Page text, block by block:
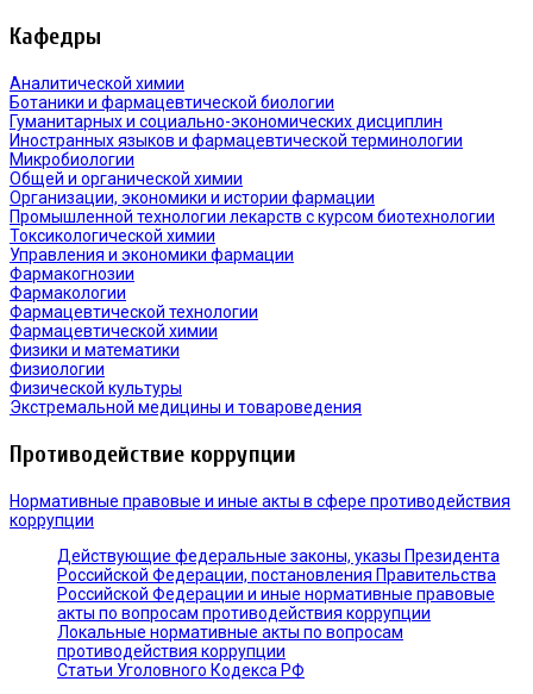
Кафедры
Аналитической химии
Ботаники и фармацевтической биологии
Гуманитарных и социально-экономических дисциплин
Иностранных языков и фармацевтической терминологии
Микробиологии
Общей и органической химии
Организации, экономики и истории фармации
Промышленной технологии лекарств с курсом биотехнологии
Токсикологической химии
Управления и экономики фармации
Фармакогнозии
Фармакологии
Фармацевтической технологии
Фармацевтической химии
Физики и математики
Физиологии
Физической культуры
Экстремальной медицины и товароведения
Противодействие коррупции
Нормативные правовые и иные акты в сфере противодействия
коррупции
Действующие федеральные законы, указы Президента
Российской Федерации, постановления Правительства
Российской Федерации и иные нормативные правовые
акты по вопросам противодействия коррупции
Локальные нормативные акты по вопросам
противодействия коррупции
Статьи Уголовного Кодекса РФ